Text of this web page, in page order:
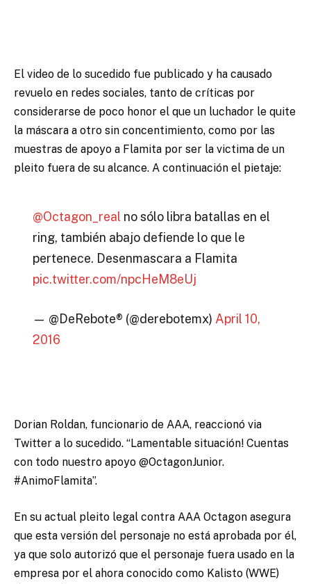
El video de lo sucedido fue publicado y ha causado
revuelo en redes sociales, tanto de críticas por
considerarse de poco honor el que un luchador le quite
la máscara a otro sin concentimiento, como por las
muestras de apoyo a Flamita por ser la victima de un
pleito fuera de su alcance. A continuación el pietaje:
@Octagon_real no sólo libra batallas en el
ring, también abajo defiende lo que le
pertenece. Desenmascara a Flamita
pic.twitter.com/npcHeM8eUj
— @DeRebote® (@derebotemx) April 10,
2016
Dorian Roldan, funcionario de AAA, reaccionó via
Twitter a lo sucedido. “Lamentable situación! Cuentas
con todo nuestro apoyo @OctagonJunior.
#AnimoFlamita”.
En su actual pleito legal contra AAA Octagon asegura
que esta versión del personaje no está aprobada por él,
ya que solo autorizó que el personaje fuera usado en la
empresa por el ahora conocido como Kalisto (WWE)